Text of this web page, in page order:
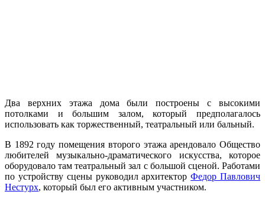
Два верхних этажа дома были построены с высокими
потолками и большим залом, который предполагалось
использовать как торжественный, театральный или бальный.
В 1892 году помещения второго этажа арендовало Общество
любителей музыкально-драматического искусства, которое
оборудовало там театральный зал с большой сценой. Работами
по устройству сцены руководил архитекторФедор Павлович
Нестурх, который был его активным участником.